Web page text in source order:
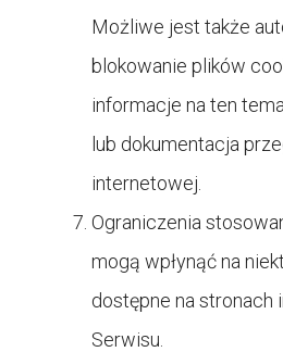
Możliwe jest także
blokowanie plików
informacje na ten
lub dokumentacja
internetowej.
Ograniczenia
mogą wpłynąć na
dostępne na stronach
Serwisu.